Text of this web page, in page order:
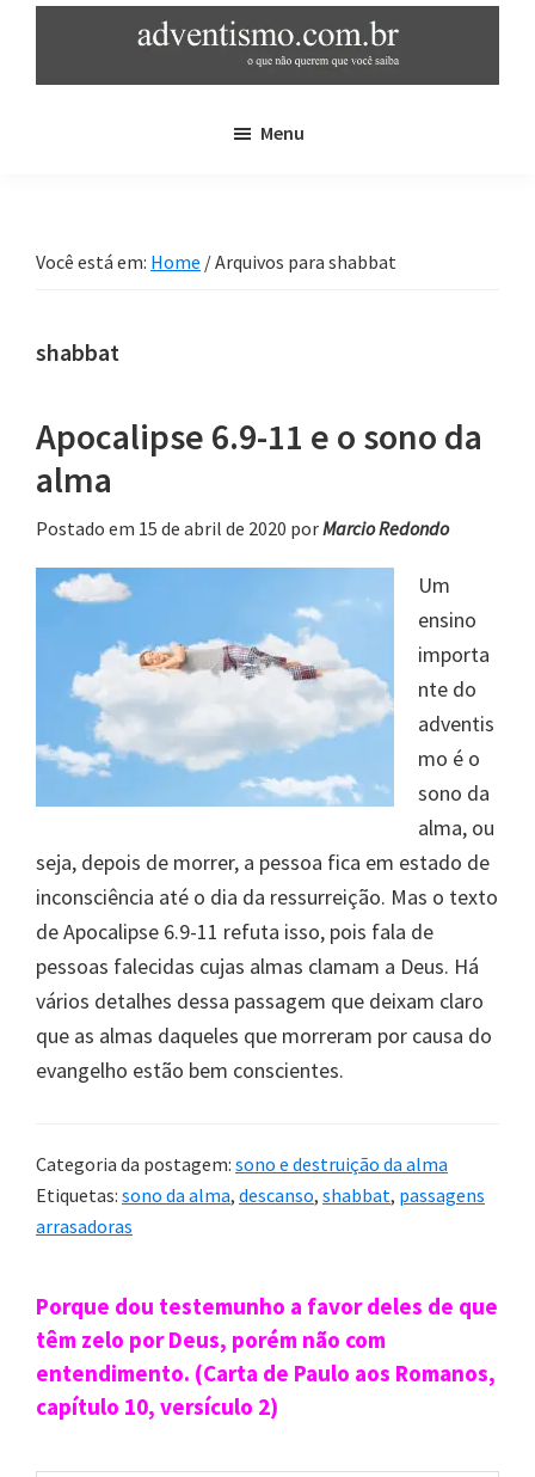
main
sidebar
que
saiba
Menu
Você está em: Home /Arquivos para shabbat
shabbat
Apocalipse 6.9-11 e o sono da
alma
Postado em 15 de abril de 2020 porMarcio Redondo
Um
ensino
importa
nte do
adventis
mo é o
sono da
alma, ou
seja, depois de morrer, a pessoa fica em estado de
inconsciência até o dia da ressurreição. Mas o texto
de Apocalipse 6.9-11 refuta isso, pois fala de
pessoas falecidas cujas almas clamam a Deus. Há
vários detalhes dessa passagem que deixam claro
que as almas daqueles que morreram por causa do
evangelho estão bem conscientes.
Categoria da postagem: sono e destruição da alma
Etiquetas: sono da alma, descanso, shabbat, passagens
arrasadoras
Sidebar
primária
Porque dou testemunho a favor deles de que
têm zelo por Deus, porém não com
entendimento. (Carta de Paulo aos Romanos,
capítulo 10, versículo 2)